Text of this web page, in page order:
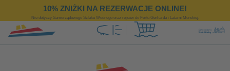
https://www.adler-schiffe.pl/
10% ZNIŻKI NA REZERWACJE ONLINE!
Nie dotyczy Samorządowego Szlaku Wodnego oraz rejsów do Fortu Gerharda i Latarni Morskiej.